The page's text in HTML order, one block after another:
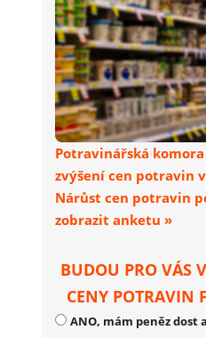
Potravinářská
zvýšení cen potravin
Nárůst cen potravin
zobrazit anketu »
BUDOU PRO VÁS
CENY POTRAVIN
ANO, mám peněz dost